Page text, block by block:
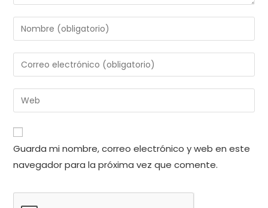
Introduce
tu
nombre
de
usuario
para
comentar
Introduce
tu
dirección
de
electrónico
para
comentar
Introduce
la
URL
de
tu
web
Guarda mi nombre, correo electrónico y web en este
navegador para la próxima vez que comente.